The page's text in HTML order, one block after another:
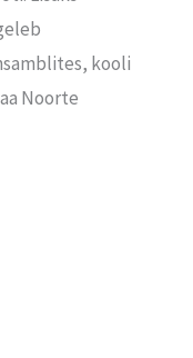
kooli
Noorte